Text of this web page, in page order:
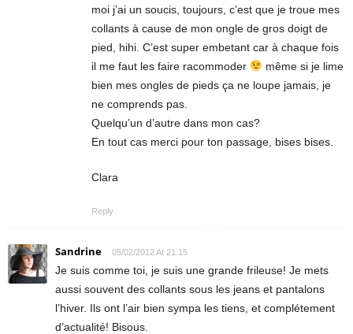
moi j’ai un soucis, toujours, c’est que je troue mes
collants à cause de mon ongle de gros doigt de
pied, hihi. C’est super embetant car à chaque fois
il me faut les faire racommoder
même si je lime
bien mes ongles de pieds ça ne loupe jamais, je
ne comprends pas.
Quelqu’un d’autre dans mon cas?
En tout cas merci pour ton passage, bises bises.
Clara
Reply
Sandrine 05/02/2012 At 21:15
Je suis comme toi, je suis une grande frileuse! Je mets
aussi souvent des collants sous les jeans et pantalons
l’hiver. Ils ont l’air bien sympa les tiens, et complétement
d’actualité! Bisous.